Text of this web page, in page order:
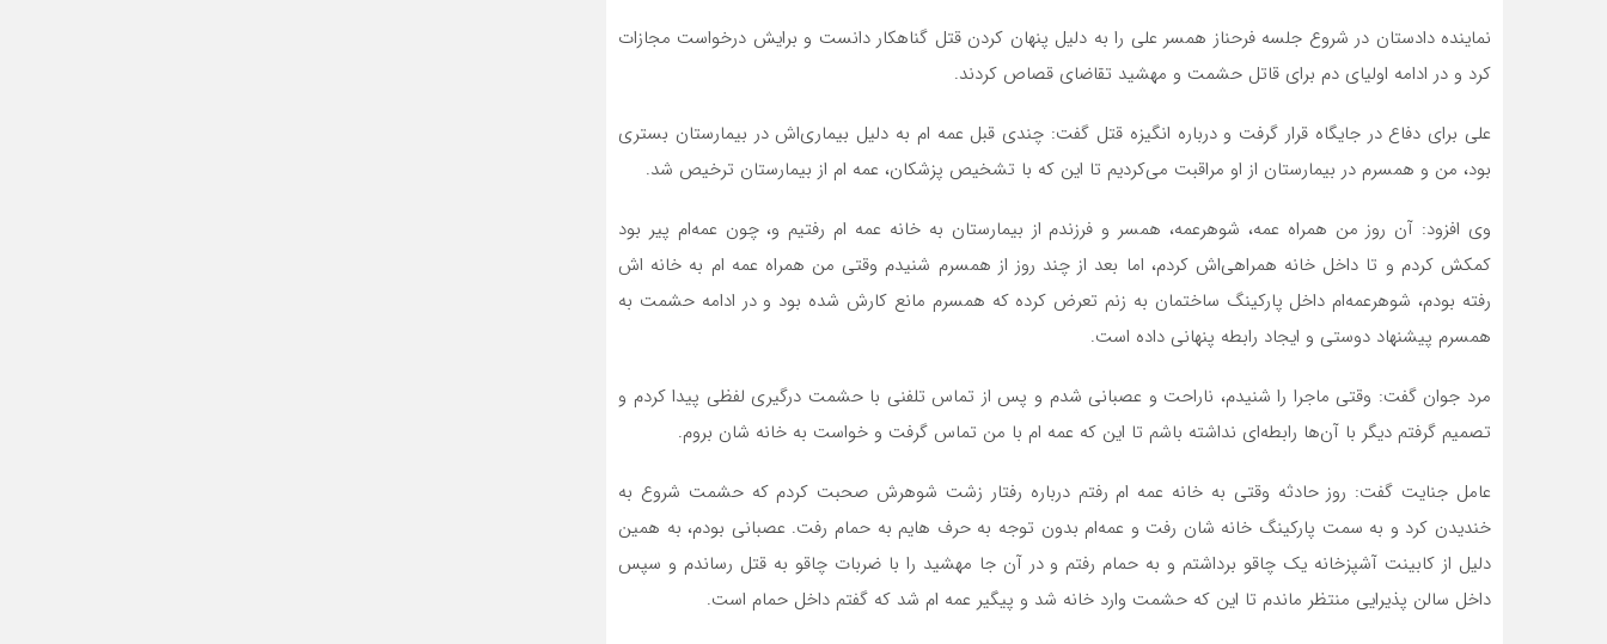
نماینده دادستان در شروع جلسه فرحناز همسر علی را به دلیل پنهان کردن قتل گناهکار دانست و برایش درخواست مجازات
کرد و در ادامه اولیای دم برای قاتل حشمت و مهشید تقاضای قصاص کردند.
علی برای دفاع در جایگاه قرار گرفت و درباره انگیزه قتل گفت: چندی قبل عمه ام به دلیل بیماری‌اش در بیمارستان بستری
بود، من و همسرم در بیمارستان از او مراقبت می‌کردیم تا این که با تشخیص پزشکان، عمه ام از بیمارستان ترخیص شد.
وی افزود: آن روز من همراه عمه، شوهرعمه، همسر و فرزندم از بیمارستان به خانه عمه ام رفتیم و، چون عمه‌ام پیر بود
کمکش کردم و تا داخل خانه همراهی‌اش کردم، اما بعد از چند روز از همسرم شنیدم وقتی من همراه عمه ام به خانه اش
رفته بودم، شوهرعمه‌ام داخل پارکینگ ساختمان به زنم تعرض کرده که همسرم مانع کارش شده بود و در ادامه حشمت به
همسرم پیشنهاد دوستی و ایجاد رابطه پنهانی داده است.
مرد جوان گفت: وقتی ماجرا را شنیدم، ناراحت و عصبانی شدم و پس از تماس تلفنی با حشمت درگیری لفظی پیدا کردم و
تصمیم گرفتم دیگر با آن‌ها رابطه‌ای نداشته باشم تا این که عمه ام با من تماس گرفت و خواست به خانه شان بروم.
عامل جنایت گفت: روز حادثه وقتی به خانه عمه ام رفتم درباره رفتار زشت شوهرش صحبت کردم که حشمت شروع به
خندیدن کرد و به سمت پارکینگ خانه شان رفت و عمه‌ام بدون توجه به حرف هایم به حمام رفت. عصبانی بودم، به همین
دلیل از کابینت آشپزخانه یک چاقو برداشتم و به حمام رفتم و در آن جا مهشید را با ضربات چاقو به قتل رساندم و سپس
داخل سالن پذیرایی منتظر ماندم تا این که حشمت وارد خانه شد و پیگیر عمه ام شد که گفتم داخل حمام است.